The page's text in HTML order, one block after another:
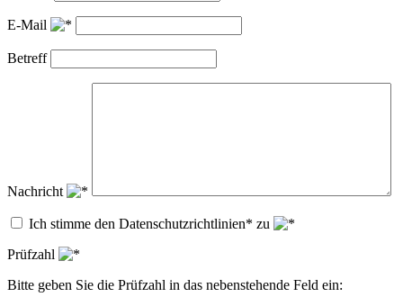
E-Mail
Betreff
Nachricht
Ich stimme den Datenschutzrichtlinien* zu
Prüfzahl
Bitte geben Sie die Prüfzahl in das nebenstehende Feld ein: